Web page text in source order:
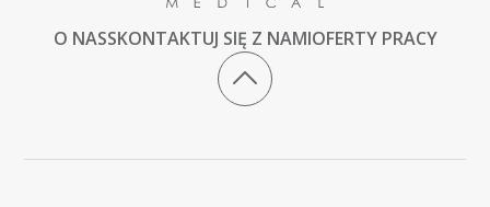
O NASSKONTAKTUJ SIĘ Z NAMIOFERTY PRACY